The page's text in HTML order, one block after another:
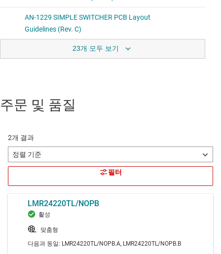
23개 모두 보기
주문 및 품질